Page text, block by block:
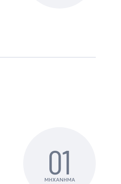
01
ΜΗΧΑΝΗΜΑ